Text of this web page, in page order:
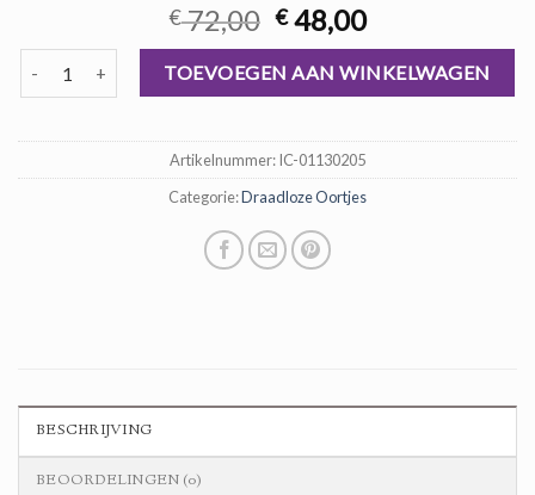
€72,00 Oorspronkelijke
prijs
was:
€ 72,00.
€48,00Huidige
prijs
is:
€ 48,00.
draadloze oortjes aantalTOEVOEGEN AAN WINKELWAGEN
Artikelnummer:IC-01130205
Categorie:Draadloze Oortjes
BESCHRIJVING
BEOORDELINGEN (0)